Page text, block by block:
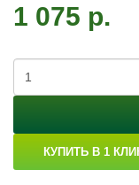
1 075 р.
КУПИТЬ В 1